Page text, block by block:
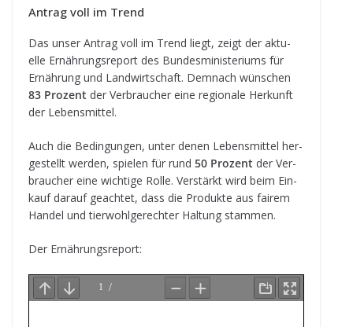
Antrag voll im Trend
Das unser Antrag voll im Trend liegt, zeigt der aktu­
elle Ernäh­rungs­re­port des Bun­des­mi­nis­te­ri­ums für
Ernäh­rung und Land­wirt­schaft. Dem­nach wün­schen
83 Pro­zent der Ver­brau­cher eine regio­nale Her­kunft
der Lebensmittel.
Auch die Bedin­gun­gen, unter denen Lebens­mit­tel her­
ge­stellt wer­den, spie­len für rund 50 Pro­zent der Ver­
brau­cher eine wich­tige Rolle. Ver­stärkt wird beim Ein­
kauf dar­auf geach­tet, dass die Pro­dukte aus fai­rem
Han­del und tier­wohl­ge­rech­ter Hal­tung stammen.
Der Ernäh­rungs­re­port: